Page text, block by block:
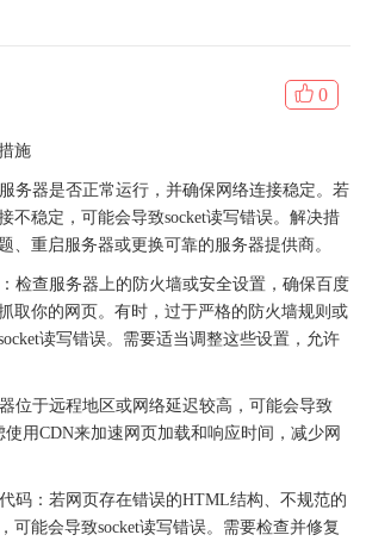
0
施
务器是否正常运行，并确保网络连接稳定。若
不稳定，可能会导致socket读写错误。解决措
、重启服务器或更换可靠的服务器提供商。
检查服务器上的防火墙或安全设置，确保百度
取你的网页。有时，过于严格的防火墙规则或
读写错误。需要适当调整这些设置，允许
位于远程地区或网络延迟较高，可能会导致
使用CDN来加速网页加载和响应时间，减少网
码：若网页存在错误的HTML结构、不规范的
可能会导致socket读写错误。需要检查并修复